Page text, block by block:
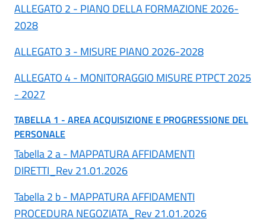
ALLEGATO 2 - PIANO DELLA FORMAZIONE 2026-
2028
ALLEGATO 3 - MISURE PIANO 2026-2028
ALLEGATO 4 - MONITORAGGIO MISURE PTPCT 2025
- 2027
TABELLA 1 - AREA ACQUISIZIONE E PROGRESSIONE DEL
PERSONALE
Tabella 2 a - MAPPATURA AFFIDAMENTI
DIRETTI_Rev 21.01.2026
Tabella 2 b - MAPPATURA AFFIDAMENTI
PROCEDURA NEGOZIATA_Rev 21.01.2026